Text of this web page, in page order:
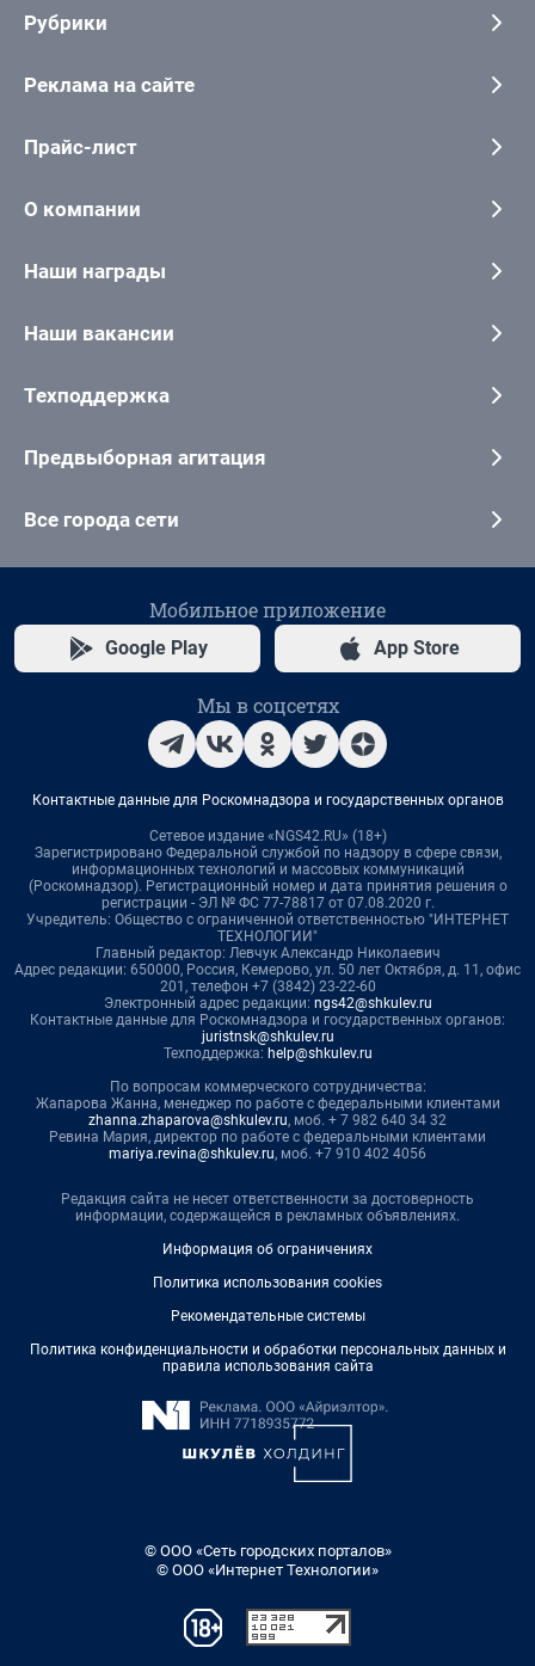
Рубрики
Реклама на сайте
Прайс-лист
О компании
Наши награды
Наши вакансии
Техподдержка
Предвыборная агитация
Все города сети
Мобильное приложение
Google Play App Store
Мы в соцсетях
Контактные данные для Роскомнадзора и государственных органов
Сетевое издание «NGS42.RU» (18+)
Зарегистрировано Федеральной службой по надзору в сфере связи,
информационных технологий и массовых коммуникаций
(Роскомнадзор). Регистрационный номер и дата принятия решения о
регистрации - ЭЛ № ФС 77-78817 от 07.08.2020 г.
Учредитель: Общество с ограниченной ответственностью "ИНТЕРНЕТ
ТЕХНОЛОГИИ"
Главный редактор: Левчук Александр Николаевич
Адрес редакции: 650000, Россия, Кемерово, ул. 50 лет Октября, д. 11, офис
201, телефон +7 (3842) 23-22-60
Электронный адрес редакции: ngs42@shkulev.ru
Контактные данные для Роскомнадзора и государственных органов:
juristnsk@shkulev.ru
Техподдержка: help@shkulev.ru
По вопросам коммерческого сотрудничества:
Жапарова Жанна, менеджер по работе с федеральными клиентами
zhanna.zhaparova@shkulev.ru, моб. + 7 982 640 34 32
Ревина Мария, директор по работе с федеральными клиентами
mariya.revina@shkulev.ru, моб. +7 910 402 4056
Редакция сайта не несет ответственности за достоверность
информации, содержащейся в рекламных объявлениях.
Информация об ограничениях
Политика использования cookies
Рекомендательные системы
Политика конфиденциальности и обработки персональных данных и
правила использования сайта
© ООО «Сеть городских порталов»
© ООО «Интернет Технологии»